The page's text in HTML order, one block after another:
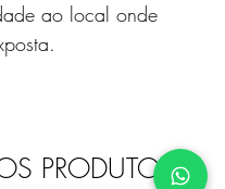
ao local onde
PRODUTOS